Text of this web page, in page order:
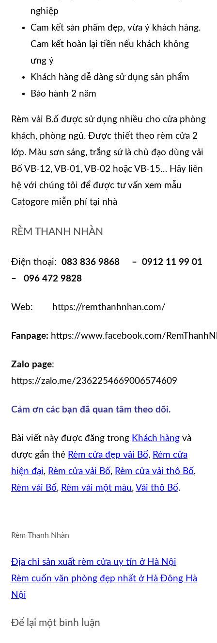
nghiệp
Cam kết sản phẩm đẹp, vừa ý khách hàng.
Cam kết hoàn lại tiền nếu khách không
ưng ý
Khách hàng dễ dàng sử dụng sản phẩm
Bảo hành 2 năm
Rèm vải B.ố được sử dụng nhiều cho cửa phòng
khách, phòng ngủ. Được thiết theo rèm cửa 2
lớp. Màu sơn sáng, trắng sứ là chủ đạo dùng vải
Bố VB-12, VB-01, VB-02 hoặc VB-15… Hãy liên
hệ với chúng tôi để được tư vấn xem mẫu
Catogore miễn phí tại nhà
RÈM THANH NHÀN
Điện thoại: 083 836 9868 – 0912 11 99 01
– 096 472 9828
Web: https://remthanhnhan.com/
Fanpage: https://www.facebook.com/
Zalo page:
https://zalo.me/2362254669006574609
Cảm ơn các bạn đã quan tâm theo dõi.
Bài viết này được đăng trong Khách hàng và
được gắn thẻ Rèm cửa đẹp vải Bố, Rèm cửa
hiện đại, Rèm cửa vải Bố, Rèm cửa vải thô Bố,
Rèm vải Bố, Rèm vải một màu, Vải thô Bố.
Rèm Thanh Nhàn
Địa chỉ sản xuất rèm cửa uy tín ở Hà Nội
Rèm cuốn văn phòng đẹp nhất ở Hà Đông Hà
Nội
Để lại một bình luận